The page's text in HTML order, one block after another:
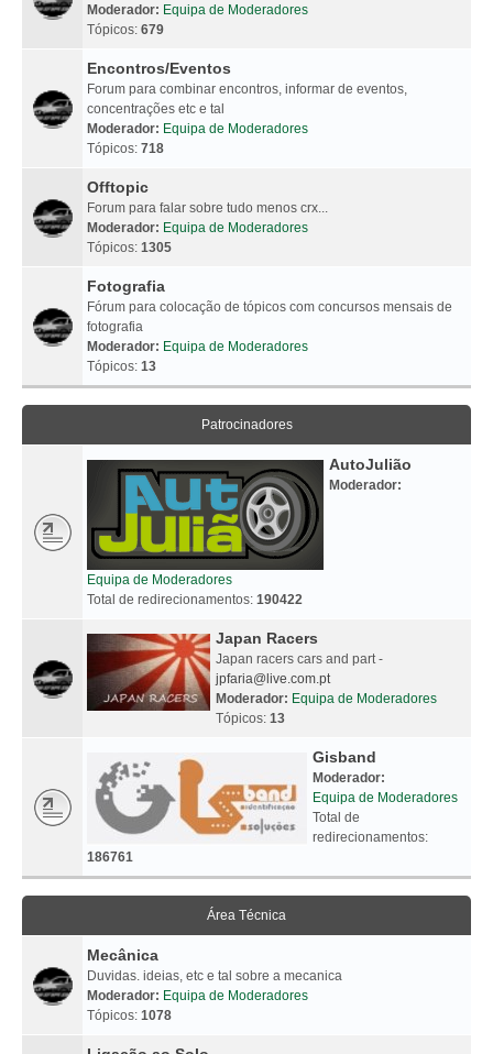
Moderador: Equipa de Moderadores
Tópicos: 679
Encontros/Eventos
Forum para combinar encontros, informar de eventos,
concentrações etc e tal
Moderador: Equipa de Moderadores
Tópicos: 718
Offtopic
Forum para falar sobre tudo menos crx...
Moderador: Equipa de Moderadores
Tópicos: 1305
Fotografia
Fórum para colocação de tópicos com concursos mensais de
fotografia
Moderador: Equipa de Moderadores
Tópicos: 13
Patrocinadores
AutoJulião
Moderador:
Equipa de Moderadores
Total de redirecionamentos: 190422
Japan Racers
Japan racers cars and part -
jpfaria@live.com.pt
Moderador: Equipa de Moderadores
Tópicos: 13
Gisband
Moderador:
Equipa de Moderadores
Total de
redirecionamentos:
186761
Área Técnica
Mecânica
Duvidas. ideias, etc e tal sobre a mecanica
Moderador: Equipa de Moderadores
Tópicos: 1078